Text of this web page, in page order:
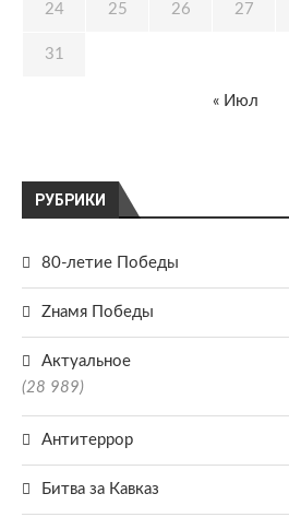
РУБРИКИ
80-летие Победы
Zнамя Победы
Актуальное
(28 989)
Антитеррор
Битва за Кавказ
24 25 26 27
31
« Июл